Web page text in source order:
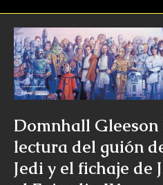
Domnhall
lectura del guión
Jedi y el fichaje de